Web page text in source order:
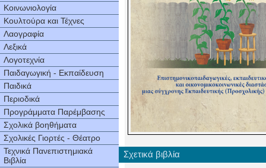
Κοινωνιολογία
Κουλτούρα και Τέχνες
Λαογραφία
Λεξικά
Λογοτεχνία
Παιδαγωγική - Εκπαίδευση
Παιδικά
Περιοδικά
Προγράμματα Παρέμβασης
Σχολικά βοηθήματα
Σχολικές Γιορτές - Θέατρο
Τεχνικά Πανεπιστημιακά
Βιβλία
Σχετικά βιβλία